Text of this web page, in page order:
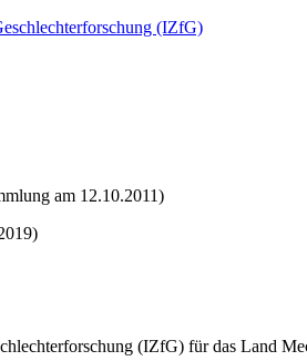
(IZfG)
am 12.10.2011)
(IZfG) für das Land